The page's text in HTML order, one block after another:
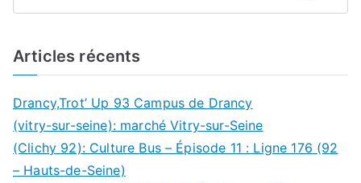
Articles récents
Drancy,Trot’ Up 93 Campus de Drancy
(vitry-sur-seine): marché Vitry-sur-Seine
(Clichy 92): Culture Bus – Épisode 11 : Ligne 176 (92
– Hauts-de-Seine)